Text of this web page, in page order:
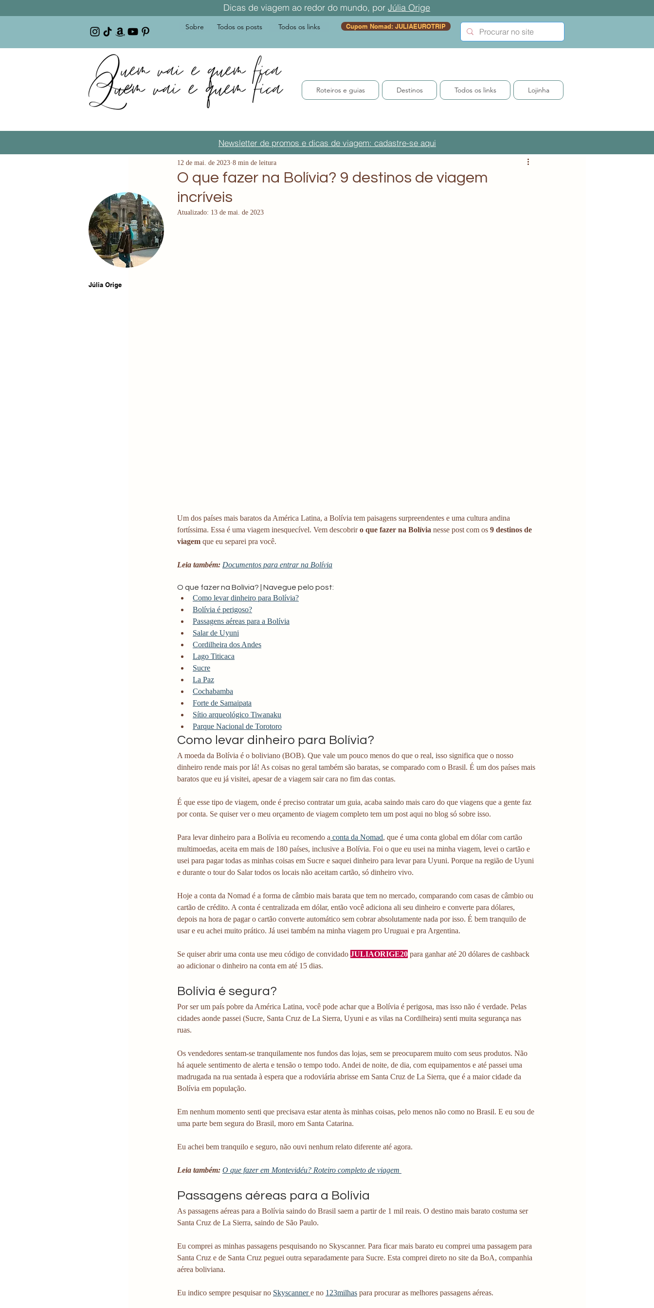
Dicas de viagem ao redor do mundo, por Júlia Orige
Sobre Todos os posts Todos os links Cupom Nomad: JULIAEUROTRIP
Roteiros e guias Destinos Todos os links Lojinha
Newsletter de promos e dicas de viagem: cadastre-se aqui
O que fazer na Bolívia? 9 destinos de viagem
incríveis
12 de mai. de 2023 8 min de leitura
Atualizado: 13 de mai. de 2023
Um dos países mais baratos da América Latina, a Bolívia tem paisagens surpreendentes e uma cultura andina
fortíssima. Essa é uma viagem inesquecível. Vem descobrir o que fazer na Bolívia nesse post com os 9 destinos de
viagem que eu separei pra você.
Leia também: Documentos para entrar na Bolívia
O que fazer na Bolívia? | Navegue pelo post:
Como levar dinheiro para Bolívia?
Bolívia é perigoso?
Passagens aéreas para a Bolívia
Salar de Uyuni
Cordilheira dos Andes
Lago Titicaca
Sucre
La Paz
Cochabamba
Forte de Samaipata
Sítio arqueológico Tiwanaku
Parque Nacional de Torotoro
Como levar dinheiro para Bolívia?
A moeda da Bolívia é o boliviano (BOB). Que vale um pouco menos do que o real, isso significa que o nosso
dinheiro rende mais por lá! As coisas no geral também são baratas, se comparado com o Brasil. É um dos países mais
baratos que eu já visitei, apesar de a viagem sair cara no fim das contas.
É que esse tipo de viagem, onde é preciso contratar um guia, acaba saindo mais caro do que viagens que a gente faz
por conta. Se quiser ver o meu orçamento de viagem completo tem um post aqui no blog só sobre isso.
Para levar dinheiro para a Bolívia eu recomendo a conta da Nomad, que é uma conta global em dólar com cartão
multimoedas, aceita em mais de 180 países, inclusive a Bolívia. Foi o que eu usei na minha viagem, levei o cartão e
usei para pagar todas as minhas coisas em Sucre e saquei dinheiro para levar para Uyuni. Porque na região de Uyuni
e durante o tour do Salar todos os locais não aceitam cartão, só dinheiro vivo.
Hoje a conta da Nomad é a forma de câmbio mais barata que tem no mercado, comparando com casas de câmbio ou
cartão de crédito. A conta é centralizada em dólar, então você adiciona ali seu dinheiro e converte para dólares,
depois na hora de pagar o cartão converte automático sem cobrar absolutamente nada por isso. É bem tranquilo de
usar e eu achei muito prático. Já usei também na minha viagem pro Uruguai e pra Argentina.
Se quiser abrir uma conta use meu código de convidado JULIAORIGE20 para ganhar até 20 dólares de cashback
ao adicionar o dinheiro na conta em até 15 dias.
Bolívia é segura?
Por ser um país pobre da América Latina, você pode achar que a Bolívia é perigosa, mas isso não é verdade. Pelas
cidades aonde passei (Sucre, Santa Cruz de La Sierra, Uyuni e as vilas na Cordilheira) senti muita segurança nas
ruas.
Os vendedores sentam-se tranquilamente nos fundos das lojas, sem se preocuparem muito com seus produtos. Não
há aquele sentimento de alerta e tensão o tempo todo. Andei de noite, de dia, com equipamentos e até passei uma
madrugada na rua sentada à espera que a rodoviária abrisse em Santa Cruz de La Sierra, que é a maior cidade da
Bolívia em população.
Em nenhum momento senti que precisava estar atenta às minhas coisas, pelo menos não como no Brasil. E eu sou de
uma parte bem segura do Brasil, moro em Santa Catarina.
Eu achei bem tranquilo e seguro, não ouvi nenhum relato diferente até agora.
Leia também: O que fazer em Montevidéu? Roteiro completo de viagem
Passagens aéreas para a Bolívia
As passagens aéreas para a Bolívia saindo do Brasil saem a partir de 1 mil reais. O destino mais barato costuma ser
Santa Cruz de La Sierra, saindo de São Paulo.
Eu comprei as minhas passagens pesquisando no Skyscanner. Para ficar mais barato eu comprei uma passagem para
Santa Cruz e de Santa Cruz peguei outra separadamente para Sucre. Esta comprei direto no site da BoA, companhia
aérea boliviana.
Eu indico sempre pesquisar no Skyscanner e no 123milhas para procurar as melhores passagens aéreas.
Júlia Orige